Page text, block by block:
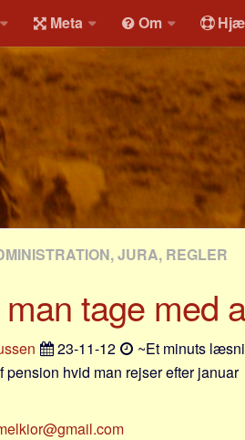
Meta Om
JURA, REGLER
tage med
23-11-12
~Et minuts
pension hvid man rejser efter januar